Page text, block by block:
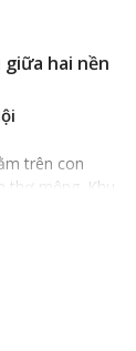
giữa hai nền
trên con
mộng. Khu
đến 54
có thể
chính là